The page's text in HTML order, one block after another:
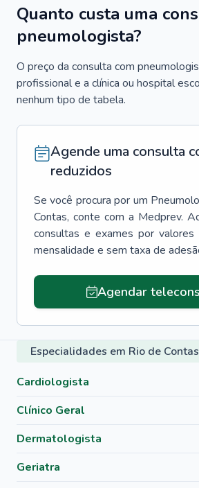
Quanto custa uma
pneumologista?
O preço da consulta com
profissional e a clínica ou hospital
nenhum tipo de tabela.
Agende uma consulta
reduzidos
Se você procura por um
Contas, conte com a Medprev.
consultas e exames por valores
mensalidade e sem taxa de
Agendar
Especialidades em Rio de
Cardiologista
Clínico Geral
Dermatologista
Geriatra